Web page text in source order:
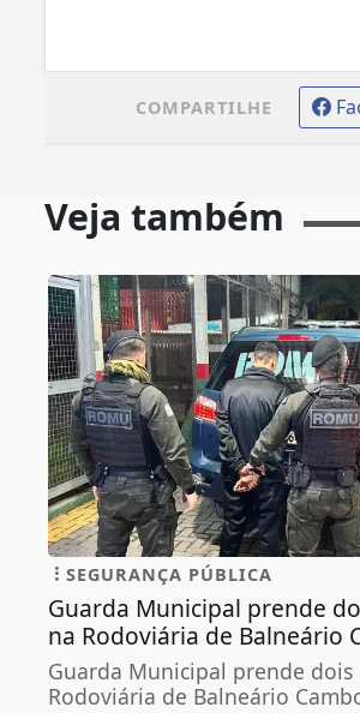
COMPARTILHE
Veja também
SEGURANÇA PÚBLICA
Guarda Municipal prende
na Rodoviária de Balneário
Guarda Municipal prende dois
Rodoviária de Balneário